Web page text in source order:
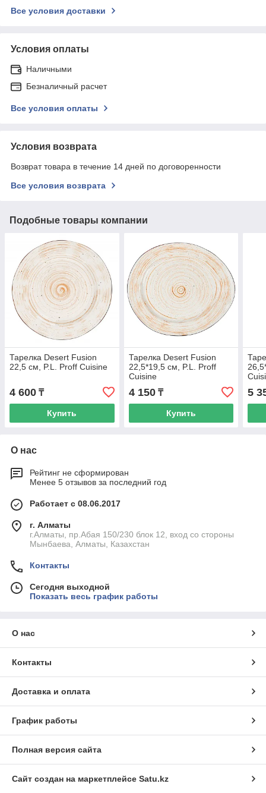
Все условия доставки
Условия оплаты
Наличными
Безналичный расчет
Все условия оплаты
Условия возврата
Возврат товара в течение 14 дней по договоренности
Все условия возврата
Подобные товары компании
Тарелка Desert Fusion
22,5 см, P.L. Proff Cuisine
4 600 ₸
Купить
Тарелка Desert Fusion
22,5*19,5 см, P.L. Proff
Cuisine
4 150₸
Купить
5
О нас
Рейтинг не сформирован
Менее 5 отзывов за последний год
Работает с 08.06.2017
г. Алматы
г.Алматы, пр.Абая 150/230 блок 12, вход со стороны
Мынбаева, Алматы, Казахстан
Контакты
Сегодня выходной
Показать весь график работы
О нас
Контакты
Доставка и оплата
График работы
Полная версия сайта
Сайт создан на маркетплейсе Satu.kz